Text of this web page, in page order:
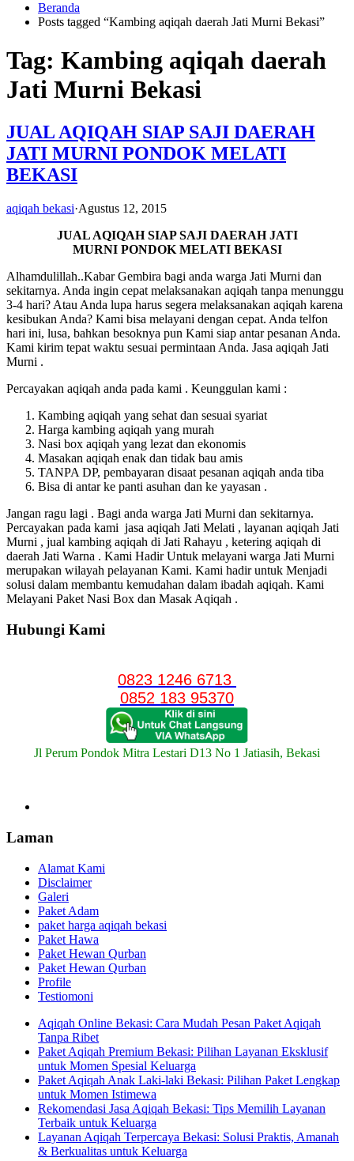
Beranda
Posts tagged “Kambing aqiqah daerah Jati Murni Bekasi”
Tag: Kambing aqiqah daerah
Jati Murni Bekasi
JUAL AQIQAH SIAP SAJI DAERAH
JATI MURNI PONDOK MELATI
BEKASI
aqiqah bekasi·Agustus 12, 2015
JUAL AQIQAH SIAP SAJI DAERAH JATI
MURNI PONDOK MELATI BEKASI
Alhamdulillah..Kabar Gembira bagi anda warga Jati Murni dan
sekitarnya. Anda ingin cepat melaksanakan aqiqah tanpa menunggu
3-4 hari? Atau Anda lupa harus segera melaksanakan aqiqah karena
kesibukan Anda? Kami bisa melayani dengan cepat. Anda telfon
hari ini, lusa, bahkan besoknya pun Kami siap antar pesanan Anda.
Kami kirim tepat waktu sesuai permintaan Anda. Jasa aqiqah Jati
Murni .
Percayakan aqiqah anda pada kami . Keunggulan kami :
Kambing aqiqah yang sehat dan sesuai syariat
Harga kambing aqiqah yang murah
Nasi box aqiqah yang lezat dan ekonomis
Masakan aqiqah enak dan tidak bau amis
TANPA DP, pembayaran disaat pesanan aqiqah anda tiba
Bisa di antar ke panti asuhan dan ke yayasan .
Jangan ragu lagi . Bagi anda warga Jati Murni dan sekitarnya.
Percayakan pada kami jasa aqiqah Jati Melati , layanan aqiqah Jati
Murni , jual kambing aqiqah di Jati Rahayu , ketering aqiqah di
daerah Jati Warna . Kami Hadir Untuk melayani warga Jati Murni
merupakan wilayah pelayanan Kami. Kami hadir untuk Menjadi
solusi dalam membantu kemudahan dalam ibadah aqiqah. Kami
Melayani Paket Nasi Box dan Masak Aqiqah .
Hubungi Kami
0823 1246 6713
0852 183 95370
Jl Perum Pondok Mitra Lestari D13 No 1 Jatiasih, Bekasi
Laman
Alamat Kami
Disclaimer
Galeri
Paket Adam
paket harga aqiqah bekasi
Paket Hawa
Paket Hewan Qurban
Paket Hewan Qurban
Profile
Testiomoni
Aqiqah Online Bekasi: Cara Mudah Pesan Paket Aqiqah
Tanpa Ribet
Paket Aqiqah Premium Bekasi: Pilihan Layanan Eksklusif
untuk Momen Spesial Keluarga
Paket Aqiqah Anak Laki-laki Bekasi: Pilihan Paket Lengkap
untuk Momen Istimewa
Rekomendasi Jasa Aqiqah Bekasi: Tips Memilih Layanan
Terbaik untuk Keluarga
Layanan Aqiqah Terpercaya Bekasi: Solusi Praktis, Amanah
& Berkualitas untuk Keluarga